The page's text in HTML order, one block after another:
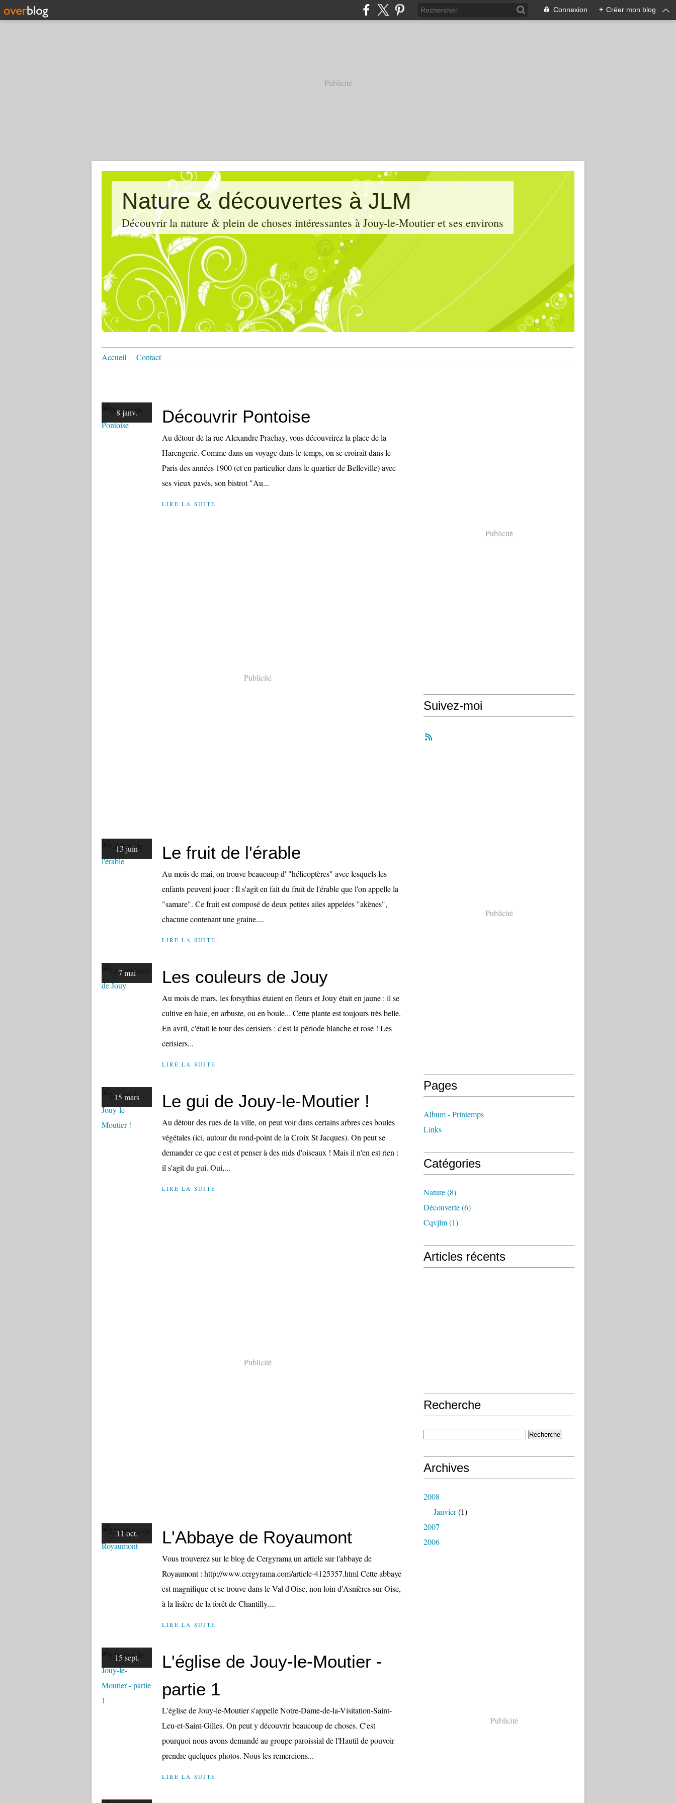
Connexion + Créer mon blog
Publicité
Nature & découvertes à JLM
Découvrir la nature & plein de choses intéressantes à Jouy-le-Moutier et ses environs
Accueil Contact
8 janv. Découvrir Pontoise
Au détour de la rue Alexandre Prachay, vous découvrirez la place de la
Harengerie. Comme dans un voyage dans le temps, on se croirait dans le
Paris des années 1900 (et en particulier dans le quartier de Belleville) avec
ses vieux pavés, son bistrot "Au...
LIRE LA SUITE
Publicité
13 juin Le fruit de l'érable
Au mois de mai, on trouve beaucoup d' "hélicoptères" avec lesquels les
enfants peuvent jouer : Il s'agit en fait du fruit de l'érable que l'on appelle la
"samare". Ce fruit est composé de deux petites ailes appelées "akènes",
chacune contenant une graine....
LIRE LA SUITE
7 mai Les couleurs de Jouy
Au mois de mars, les forsythias étaient en fleurs et Jouy était en jaune : il se
cultive en haie, en arbuste, ou en boule... Cette plante est toujours très belle.
En avril, c'était le tour des cerisiers : c'est la période blanche et rose ! Les
cerisiers...
LIRE LA SUITE
15 mars Le gui de Jouy-le-Moutier !
Au détour des rues de la ville, on peut voir dans certains arbres ces boules
végétales (ici, autour du rond-point de la Croix St Jacques). On peut se
demander ce que c'est et penser à des nids d'oiseaux ! Mais il n'en est rien :
il s'agit du gui. Oui,...
LIRE LA SUITE
Publicité
11 oct. L'Abbaye de Royaumont
Vous trouverez sur le blog de Cergyrama un article sur l'abbaye de
Royaumont : http://www.cergyrama.com/article-4125357.html Cette abbaye
est magnifique et se trouve dans le Val d'Oise, non loin d'Asnières sur Oise,
à la lisière de la forêt de Chantilly....
LIRE LA SUITE
15 sept.
L'église de Jouy-le-Moutier -
partie 1
L'église de Jouy-le-Moutier s'appelle Notre-Dame-de-la-Visitation-Saint-
Leu-et-Saint-Gilles. On peut y découvrir beaucoup de choses. C'est
pourquoi nous avons demandé au groupe paroissial de l'Hautil de pouvoir
prendre quelques photos. Nous les remercions...
LIRE LA SUITE
Publicité
Suivez-moi
Publicité
Pages
Album - Printemps
Links
Catégories
Nature(8)
Découverte(6)
Cqvjlm(1)
Articles récents
Recherche
Archives
2008
Janvier(1)
2007
2006
Publicité